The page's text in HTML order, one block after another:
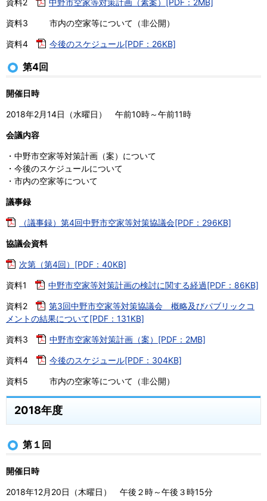
資料2 中野市空家等対策計画（素案）[PDF：2MB]
資料3 市内の空家等について（非公開）
資料4 今後のスケジュール[PDF：26KB]
第4回
開催日時
2018年2月14日（水曜日） 午前10時～午前11時
会議内容
・中野市空家等対策計画（案）について
・今後のスケジュールについて
・市内の空家等について
議事録
（議事録）第4回中野市空家等対策協議会[PDF：296KB]
協議会資料
次第（第4回）[PDF：40KB]
資料1 中野市空家等対策計画の検討に関する経過[PDF：86KB]
資料2
第3回中野市空家等対策協議会 概略及びパブリックコ
メントの結果について[PDF：131KB]
資料3 中野市空家等対策計画（案）[PDF：2MB]
資料4 今後のスケジュール[PDF：304KB]
資料5 市内の空家等について（非公開）
2018年度
第１回
開催日時
2018年12月20日（木曜日） 午後２時～午後３時15分